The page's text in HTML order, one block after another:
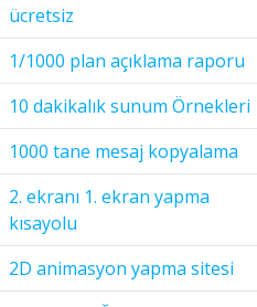
ücretsiz
1/1000 plan açıklama raporu
10 dakikalık sunum Örnekleri
1000 tane mesaj kopyalama
2. ekranı 1. ekran yapma
kısayolu
2D animasyon yapma sitesi